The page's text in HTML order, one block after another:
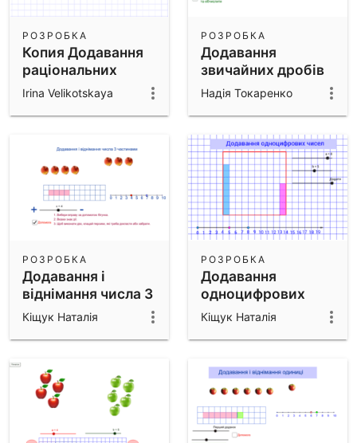
Копия Додавання
раціональних
чисел
РОЗРОБКА
Irina Velikotskaya
Додавання
звичайних дробів
РОЗРОБКА
Надія Токаренко
Додавання і
віднімання числа 3
частинами
РОЗРОБКА
Кіщук Наталія
Додавання
одноцифрових
чисел
РОЗРОБКА
Кіщук Наталія